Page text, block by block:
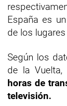
España es
de los
Según los
de la Vuelta,
horas de
televisión.